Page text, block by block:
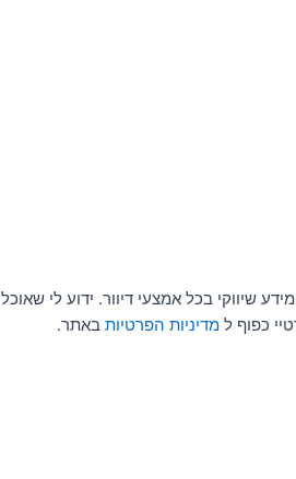
שיווקי בכל אמצעי דיוור. ידוע לי שאוכל
כפוף ל מדיניות הפרטיות באתר.